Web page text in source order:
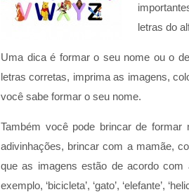
letras do
Uma dica é formar o seu nome ou o
letras corretas, imprima as imagens,
você sabe formar o seu nome.
Também você pode brincar de
adivinhações, brincar com a mamãe,
que as imagens estão de acordo
exemplo, ‘bicicleta’, ‘gato’, ‘elefante’,